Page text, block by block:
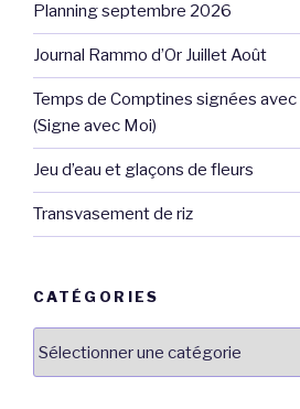
Planning septembre 2026
Journal Rammo d’Or Juillet Août
Temps de Comptines signées
(Signe avec Moi)
Jeu d’eau et glaçons de fleurs
Transvasement de riz
CATÉGORIES